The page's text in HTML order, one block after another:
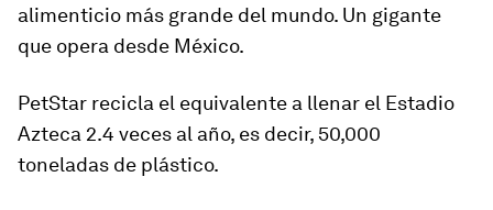
alimenticio más grande del mundo. Un gigante
que opera desde México.
PetStar recicla el equivalente a llenar el Estadio
Azteca 2.4 veces al año, es decir, 50,000
toneladas de plástico.